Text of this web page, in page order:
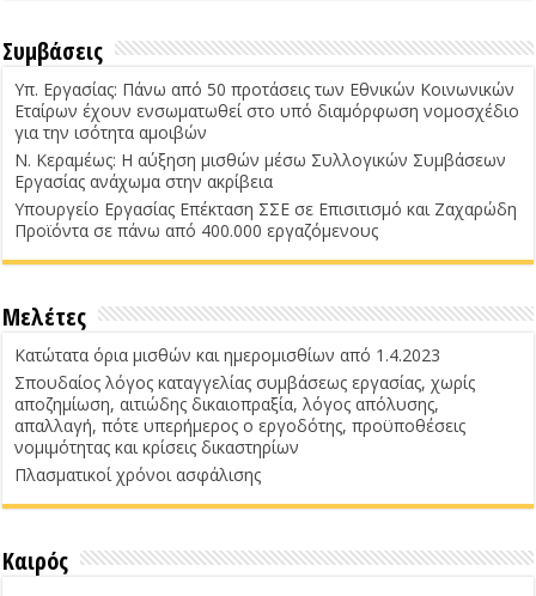
Συμβάσεις
Υπ. Εργασίας: Πάνω από 50 προτάσεις των Εθνικών Κοινωνικών
Εταίρων έχουν ενσωματωθεί στο υπό διαμόρφωση νομοσχέδιο
για την ισότητα αμοιβών
Ν. Κεραμέως: Η αύξηση μισθών μέσω Συλλογικών Συμβάσεων
Εργασίας ανάχωμα στην ακρίβεια
Υπουργείο Εργασίας Επέκταση ΣΣΕ σε Επισιτισμό και Ζαχαρώδη
Προϊόντα σε πάνω από 400.000 εργαζόμενους
Μελέτες
Κατώτατα όρια μισθών και ημερομισθίων από 1.4.2023
Σπουδαίος λόγος καταγγελίας συμβάσεως εργασίας, χωρίς
αποζημίωση, αιτιώδης δικαιοπραξία, λόγος απόλυσης,
απαλλαγή, πότε υπερήμερος ο εργοδότης, προϋποθέσεις
νομιμότητας και κρίσεις δικαστηρίων
Πλασματικοί χρόνοι ασφάλισης
Καιρός